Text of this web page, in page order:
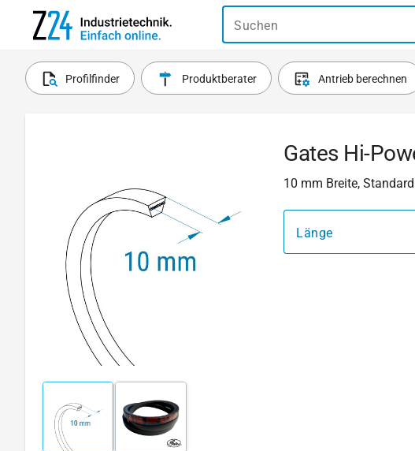
Suchen
Profilfinder Produktberater Antrieb berechnen
Gates Hi-
10 mm Breite,
Länge